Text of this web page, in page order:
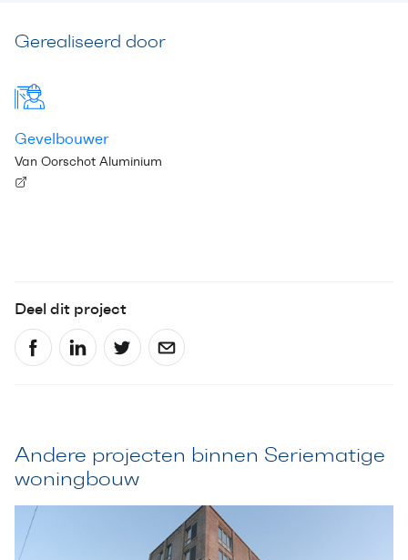
Gerealiseerd door
Gevelbouwer
Van Oorschot Aluminium
Deel dit project
Andere projecten binnen Seriematige
woningbouw